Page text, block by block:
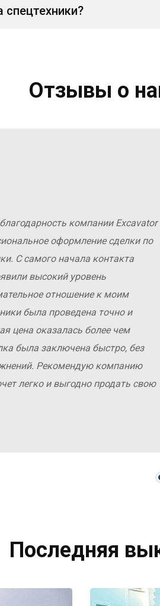
спецтехники?
Отзывы о
компании Excavator
оформление сделки по
С самого начала контакта
высокий уровень
отношение к моим
была проведена точно и
цена оказалась более чем
была заключена быстро, без
Рекомендую компанию
легко и выгодно продать свою
Последняя